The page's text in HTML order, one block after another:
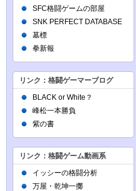
SFC格闘ゲームの部屋
SNK PERFECT DATABASE
墓標
拳新報
リンク：格闘ゲーマーブログ
BLACK or White？
峰松一本勝負
紫の書
リンク：格闘ゲーム動画系
イッシーの格闘分析
万屋・乾坤一擲